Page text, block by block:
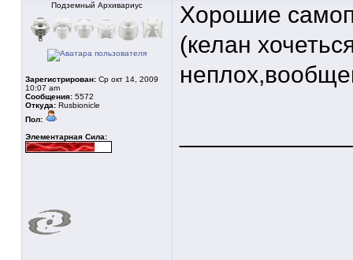
Подземный Архивариус
Зарегистрирован: Ср окт 14, 2009
10:07 am
Сообщения: 5572
Откуда: Rusbionicle
Пол:
Элементарная Сила:
Хорошие
(келан